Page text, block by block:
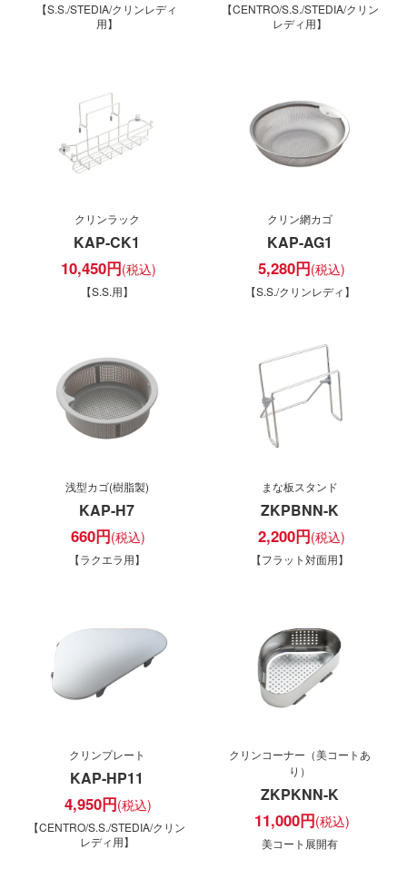
【S.S./STEDIA/クリンレディ
用】
【CENTRO/S.S./STEDIA/クリン
レディ用】
クリンラック
KAP-CK1
10,450円
【S.S.用】
クリン網カゴ
KAP-AG1
5,280円
【S.S./クリンレディ】
浅型カゴ(樹脂製)
KAP-H7
660円
【ラクエラ用】
まな板スタンド
ZKPBNN-K
2,200円
【フラット対面用】
クリンプレート
KAP-HP11
4,950円
【CENTRO/S.S./STEDIA/クリン
レディ用】
クリンコーナー（美コートあ
り）
ZKPKNN-K
11,000円
美コート展開有